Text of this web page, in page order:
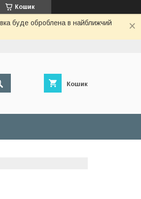
Кошик
буде оброблена в найближчий
Кошик